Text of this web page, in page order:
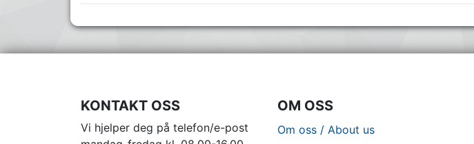
KONTAKT OSS
Vi hjelper deg på telefon/e-post
OM OSS
Om oss / About us